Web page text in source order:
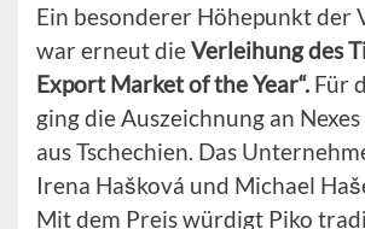
Ein besonderer Höhepunkt der
war erneut dieVerleihung des
Export Market of the Year“. Für
ging die Auszeichnung an
aus Tschechien. Das
Irena Hašková und Michael
Mit dem Preis würdigt Piko